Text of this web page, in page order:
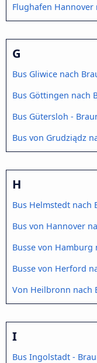
Flughafen Hannover
G
Bus Gliwice nach
Bus Göttingen nach
Bus Gütersloh -
Bus von Grudziądz
H
Bus Helmstedt nach
Bus von Hannover
Busse von Hamburg
Busse von Herford
Von Heilbronn nach
I
Bus Ingolstadt -